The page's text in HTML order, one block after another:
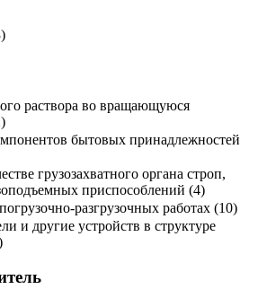
раствора во вращающуюся
бытовых принадлежностей
грузозахватного органа строп,
приспособлений (4)
разгрузочных работах (10)
и другие устройств в структуре